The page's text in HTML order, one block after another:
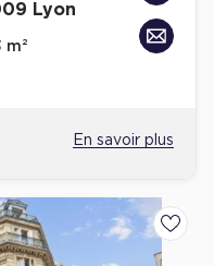
Lyon
m²
En savoir plus